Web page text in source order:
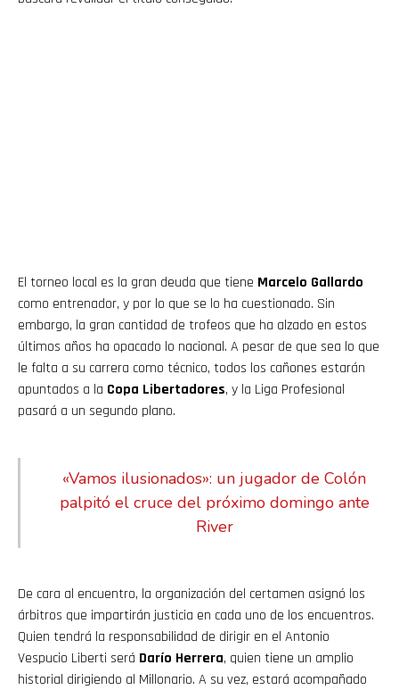
El torneo local es la gran deuda que tiene Marcelo Gallardo
como entrenador, y por lo que se lo ha cuestionado. Sin
embargo, la gran cantidad de trofeos que ha alzado en estos
últimos años ha opacado lo nacional. A pesar de que sea lo que
le falta a su carrera como técnico, todos los cañones estarán
apuntados a la Copa Libertadores, y la Liga Profesional
pasará a un segundo plano.
«Vamos ilusionados»: un jugador de Colón
palpitó el cruce del próximo domingo ante
River
De cara al encuentro, la organización del certamen asignó los
árbitros que impartirán justicia en cada uno de los encuentros.
Quien tendrá la responsabilidad de dirigir en el Antonio
Vespucio Liberti será Darío Herrera, quien tiene un amplio
historial dirigiendo al Millonario. A su vez, estará acompañado